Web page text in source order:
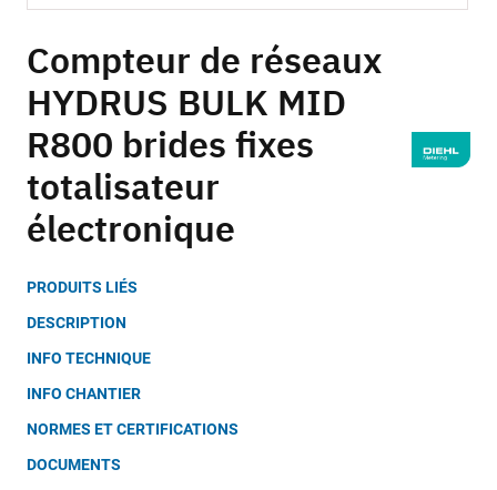
to
the
beginning
of
the
gallery
Compteur de réseaux
HYDRUS BULK MID
R800 brides fixes
totalisateur
électronique
PRODUITS LIÉS
DESCRIPTION
INFO TECHNIQUE
INFO CHANTIER
NORMES ET CERTIFICATIONS
DOCUMENTS